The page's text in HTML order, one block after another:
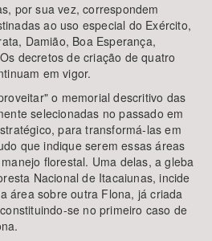
BUSCAR
por sua vez, correspondem
ao uso especial do Exército,
Damião, Boa Esperança,
decretos de criação de quatro
em vigor.
o memorial descritivo das
selecionadas no passado em
para transformá-las em
que indique serem essas áreas
florestal. Uma delas, a gleba
Nacional de Itacaiunas, incide
área sobre outra Flona, já criada
se no primeiro caso de